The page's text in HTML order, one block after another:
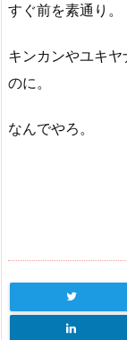
すぐ前を素通り。
キンカンやユキ
のに。
なんでやろ。